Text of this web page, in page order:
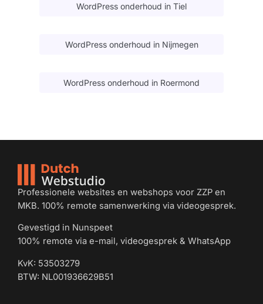
WordPress onderhoud in Tiel
WordPress onderhoud in Nijmegen
WordPress onderhoud in Roermond
Professionele websites en webshops voor ZZP en
MKB. 100% remote samenwerking via videogesprek.
Gevestigd in Nunspeet
100% remote via e-mail, videogesprek & WhatsApp
KvK: 53503279
BTW: NL001936629B51